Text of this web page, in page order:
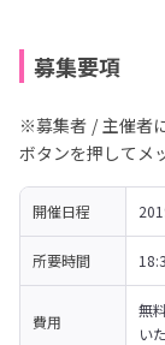
募集要項
※募集者 / 主催者
ボタンを押してメ
開催日程
所要時間
費用
無
い